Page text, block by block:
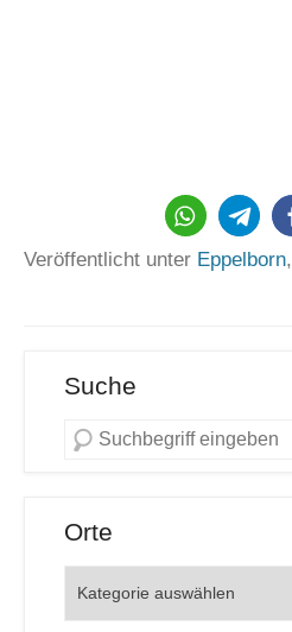
Veröffentlicht unter Eppelborn,
Suche
Orte